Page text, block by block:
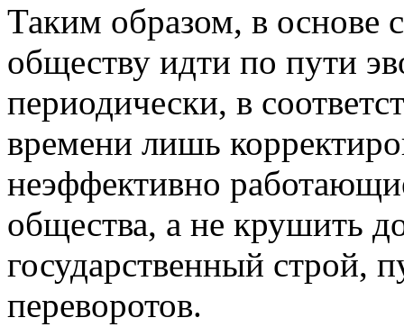
Таким образом, в основе
обществу идти по пути
периодически, в
времени лишь
неэффективно
общества, а не крушить
государственный строй,
переворотов.